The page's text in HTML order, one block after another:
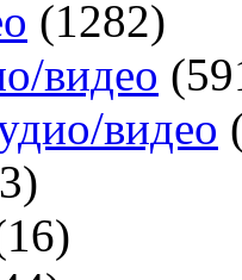
(1282)
видео
видео